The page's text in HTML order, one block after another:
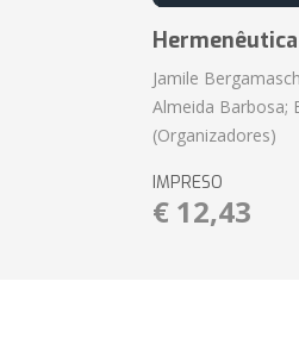
Jamile
Almeida Barbosa;
(Organizadores)
IMPRESO
€ 12,43